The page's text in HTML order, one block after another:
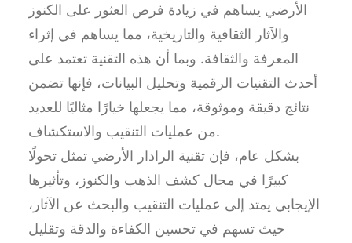
الأرضي يساهم في زيادة فرص العثور على الكنوز
والآثار الثقافية والتاريخية، مما يساهم في إثراء
المعرفة والثقافة. وبما أن هذه التقنية تعتمد على
أحدث التقنيات الرقمية وتحليل البيانات، فإنها تضمن
نتائج دقيقة وموثوقة، مما يجعلها خيارًا مثاليًا للعديد
من عمليات التنقيب والاستكشاف.
بشكل عام، فإن تقنية الرادار الأرضي تمثل تحولًا
كبيرًا في مجال كشف الذهب والكنوز، وتأثيرها
الإيجابي يمتد إلى عمليات التنقيب والبحث عن الآثار،
حيث تسهم في تحسين الكفاءة والدقة وتقليل